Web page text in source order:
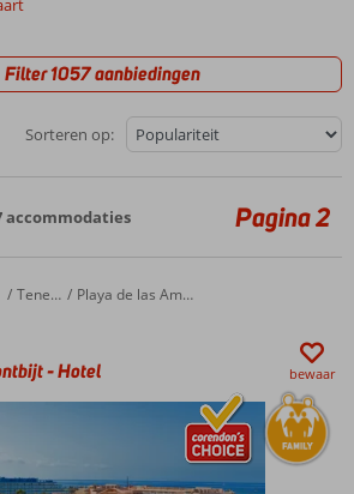
Filter 1057 aanbiedingen
Sorteren op:
accommodaties Pagina 2
Tenerife Playa de las Americas
-Hotel bewaar